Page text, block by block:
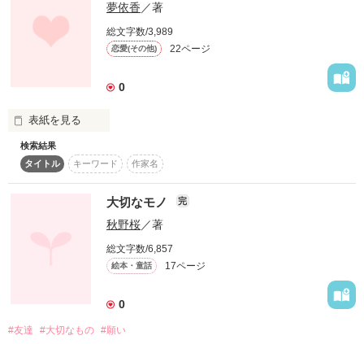
「なぁ？俺の女になってくれよ…」
甘えん坊の不良
二人のためだけに世界が生まれたかのような甘くて切ない
LOVE　STORY――――――…
作品を読む
夢依香 ／著
総文字数/3,989
恋愛(その他) 22ページ
0
表紙を見る
大切なもの
作品を読む
検索結果
タイトル
キーワード 作家名
大切なモノ 完
秋野桜／著
総文字数/6,857
絵本・童話 17ページ
0
#友達 #大切なもの #願い